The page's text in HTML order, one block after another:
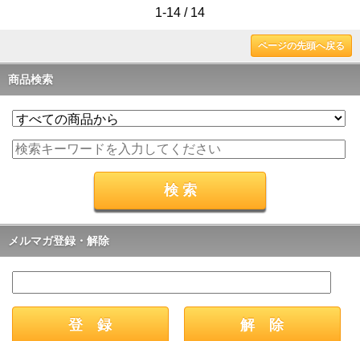
1-14 / 14
ページの先頭へ戻る
商品検索
メルマガ登録・解除